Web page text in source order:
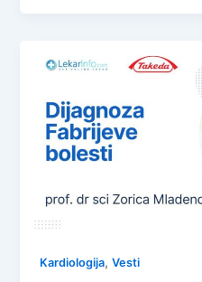
Kardiologija,Vesti